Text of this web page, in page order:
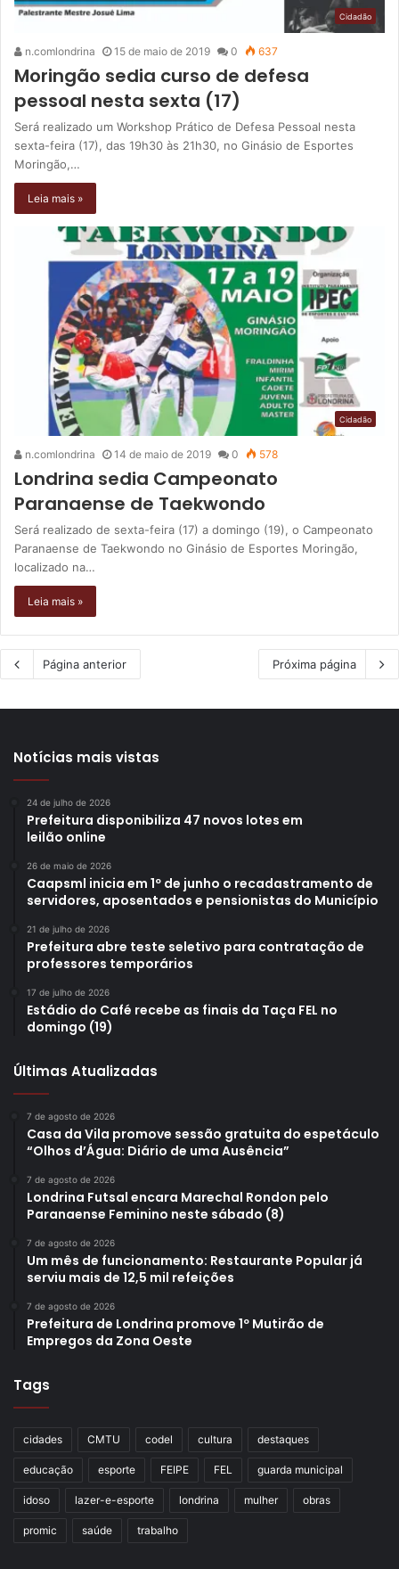
Cidadão
n.comlondrina 15 de maio de 2019 0 637
Moringão sedia curso de defesa
pessoal nesta sexta (17)
Será realizado um Workshop Prático de Defesa Pessoal nesta
sexta-feira (17), das 19h30 às 21h30, no Ginásio de Esportes
Moringão,…
Leia mais »
Cidadão
n.comlondrina 14 de maio de 2019 0 578
Londrina sedia Campeonato
Paranaense de Taekwondo
Será realizado de sexta-feira (17) a domingo (19), o Campeonato
Paranaense de Taekwondo no Ginásio de Esportes Moringão,
localizado na…
Leia mais »
Página anterior Próxima página
Notícias mais vistas
24 de julho de 2026
Prefeitura disponibiliza 47 novos lotes em
leilão online
26 de maio de 2026
Caapsml inicia em 1º de junho o recadastramento de
servidores, aposentados e pensionistas do Município
21 de julho de 2026
Prefeitura abre teste seletivo para contratação de
professores temporários
17 de julho de 2026
Estádio do Café recebe as finais da Taça FEL no
domingo (19)
Últimas Atualizadas
7 de agosto de 2026
Casa da Vila promove sessão gratuita do espetáculo
“Olhos d’Água: Diário de uma Ausência”
7 de agosto de 2026
Londrina Futsal encara Marechal Rondon pelo
Paranaense Feminino neste sábado (8)
7 de agosto de 2026
Um mês de funcionamento: Restaurante Popular já
serviu mais de 12,5 mil refeições
7 de agosto de 2026
Prefeitura de Londrina promove 1º Mutirão de
Empregos da Zona Oeste
Tags
cidades CMTU codel cultura destaques
educação esporte FEIPE FEL guarda municipal
idoso lazer-e-esporte londrina mulher obras
promic saúde trabalho